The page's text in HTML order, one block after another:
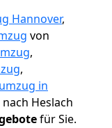
Hannover,
von
,
,
in
nach Heslach
für Sie.